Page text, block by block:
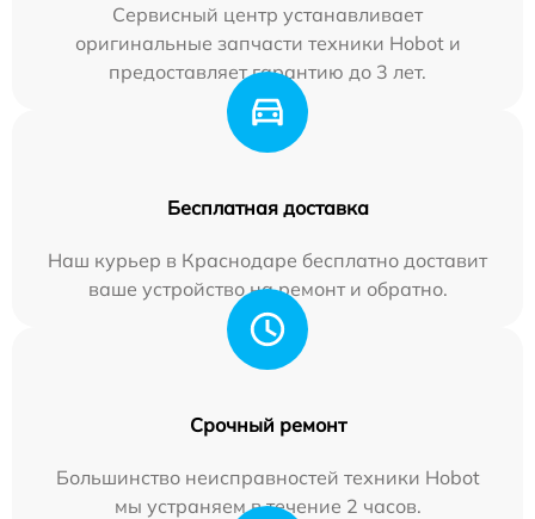
Сервисный центр устанавливает
оригинальные запчасти техники Hobot и
предоставляет гарантию до 3 лет.
Бесплатная доставка
Наш курьер в Краснодаре бесплатно доставит
ваше устройство на ремонт и обратно.
Срочный ремонт
Большинство неисправностей техники Hobot
мы устраняем в течение 2 часов.